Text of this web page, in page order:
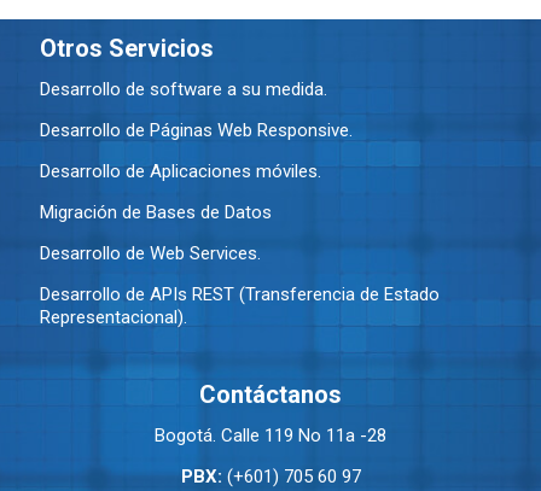
Otros Servicios
Desarrollo de software a su medida.
Desarrollo de Páginas Web Responsive.
Desarrollo de Aplicaciones móviles.
Migración de Bases de Datos
Desarrollo de Web Services.
Desarrollo de APIs REST (Transferencia de Estado
Representacional).
Contáctanos
Bogotá. Calle 119 No 11a -28
PBX: (+601) 705 60 97